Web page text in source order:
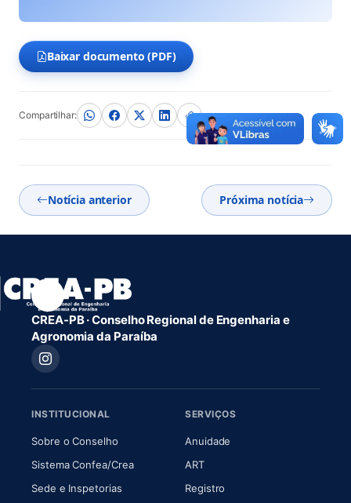
Baixar documento (PDF)
(abre em nova aba)
Compartilhar:
Notícia anterior Próxima notícia
CREA-PB · Conselho Regional de Engenharia e
Agronomia da Paraíba
INSTITUCIONAL
Sobre o Conselho(abre em nova aba)
Sistema Confea/Crea(abre em nova aba)
Sede e Inspetorias
SERVIÇOS
Anuidade
ART(abre em nova aba)
Registro